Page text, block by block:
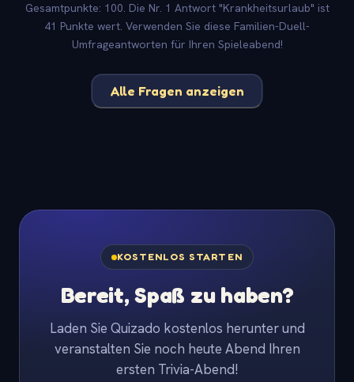
Gesamtpunkte: 100. Die Nr. 1 Antwort "Krankheitsurlaub" ist
41 Punkte wert. Verwenden Sie diese Familien-Duell-
Umfrageantworten für Ihren Spieleabend!
Alle Fragen anzeigen
KOSTENLOS STARTEN
Bereit, Spaß zu haben?
Laden Sie Quizado kostenlos herunter und
veranstalten Sie noch heute Abend Ihren
ersten Trivia-Abend!